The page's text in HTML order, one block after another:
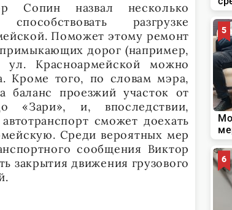
Сопин назвал несколько
разгрузке
Поможет этому ремонт
дорог (например,
Красноармейской можно
Кроме того, по словам мэра,
баланс проезжий участок от
«Зари», и, впоследствии,
сможет доехать
Среди вероятных мер
сообщения Виктор
закрытия движения грузового